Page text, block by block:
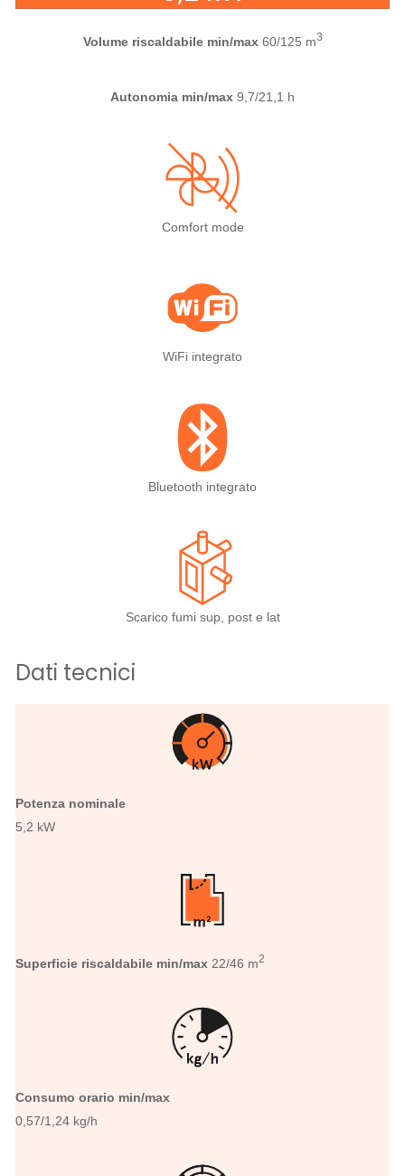
Volume riscaldabile min/max 60/125 m3
Autonomia min/max 9,7/21,1 h
Comfort mode
WiFi integrato
Bluetooth integrato
Scarico fumi sup, post e lat
Dati tecnici
Potenza nominale
5,2 kW
Superficie riscaldabile min/max 22/46 m2
Consumo orario min/max
0,57/1,24 kg/h